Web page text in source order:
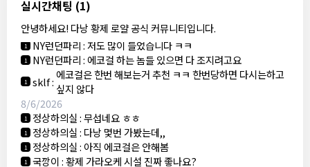
실시간채팅 (1)
안녕하세요! 다낭 황제 로얄 공식 커뮤니티입니다.
NY런던파리 :다낭 에코걸 여기서 예약 가능한가요?
1 3군:에코걸 좀 조심 하는게 좋음
1 NY런던파리:저도 많이 들었습니다 ㅋㅋ
1 NY런던파리: 에코걸 하는 놈들 있으면 다 조지려고요
1 sklf: 에코걸은 한번 해보는거 추천 ㅋㅋ 한번당하면 다시는하고
싶지 않다
8/6/2026
1 정상하의실:무섭네요 ㅎㅎ
1 정상하의실: 다낭 몇번 가봤는데,,
1 정상하의실: 아직 에코걸은 안해봄
1 국깡이:황제 가라오케 시설 진짜 좋나요?